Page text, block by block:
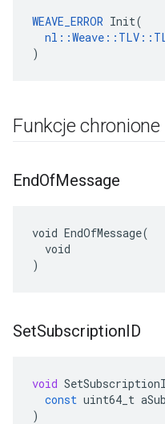
WEAVE_ERROR Init(
nl ::Weave :: TLV ::
)
Funkcje chronione
EndOfMessage
void EndOfMessage(
  void
)
SetSubscriptionID
void
const uint64_t
)